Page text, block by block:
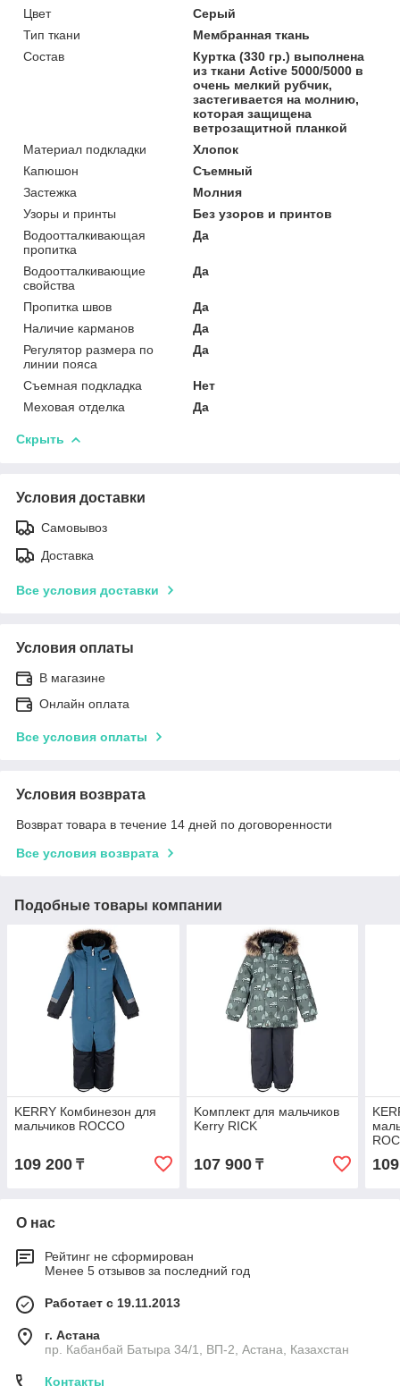
Цвет
Серый
Тип ткани
Мембранная ткань
Состав
Куртка (330 гр.) выполнена
из ткани Active 5000/5000 в
очень мелкий рубчик,
застегивается на молнию,
которая защищена
ветрозащитной планкой
Материал подкладки
Хлопок
Капюшон
Съемный
Застежка
Молния
Узоры и принты
Без узоров и принтов
Водоотталкивающая
пропитка
Да
Водоотталкивающие
свойства
Да
Пропитка швов
Да
Наличие карманов
Да
Регулятор размера по
линии пояса
Да
Съемная подкладка
Нет
Меховая отделка
Да
Скрыть
Условия доставки
Самовывоз
Доставка
Все условия доставки
Условия оплаты
В магазине
Онлайн оплата
Все условия оплаты
Условия возврата
Возврат товара в течение 14 дней по договоренности
Все условия возврата
Подобные товары компании
KERRY Комбинезон для
мальчиков ROCCO
109 200 ₸
Kомплект для мальчиков
Kerry RICK
107 900₸
О нас
Рейтинг не сформирован
Менее 5 отзывов за последний год
Работает с 19.11.2013
г. Астана
пр. Кабанбай Батыра 34/1, ВП-2, Астана, Казахстан
Контакты